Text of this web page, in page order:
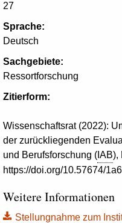
27
Sprache:
Deutsch
Sachgebiete:
Ressortforschung
Zitierform:
Wissenschaftsrat (2022):
der zurückliegenden
und Berufsforschung ( IAB),
https://doi.org/10.57674/
Weitere Informationen
Stellungnahme zum